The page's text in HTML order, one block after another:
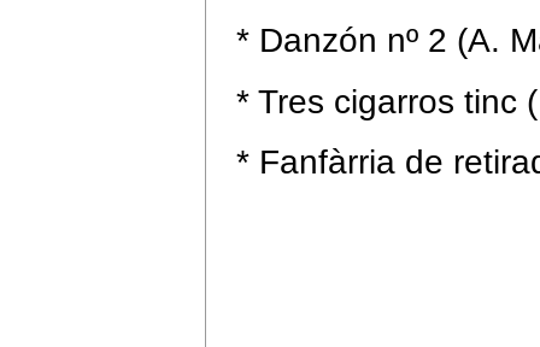
* Danzón nº 2 (A.
* Tres cigarros tinc
* Fanfàrria de